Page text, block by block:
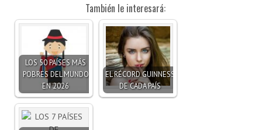
También le interesará:
LOS 50 PAÍSES MÁS
POBRES DEL MUNDO
EN 2026
EL RÉCORD GUINNESS
DE CADA PAÍS